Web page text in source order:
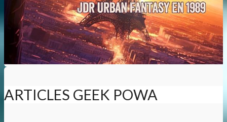
ARTICLES GEEK POWA